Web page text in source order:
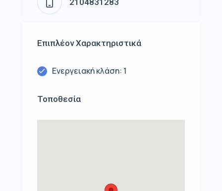
2104831283
Επιπλέον Χαρακτηριστικά
Ενεργειακή κλάση: 1
Τοποθεσία